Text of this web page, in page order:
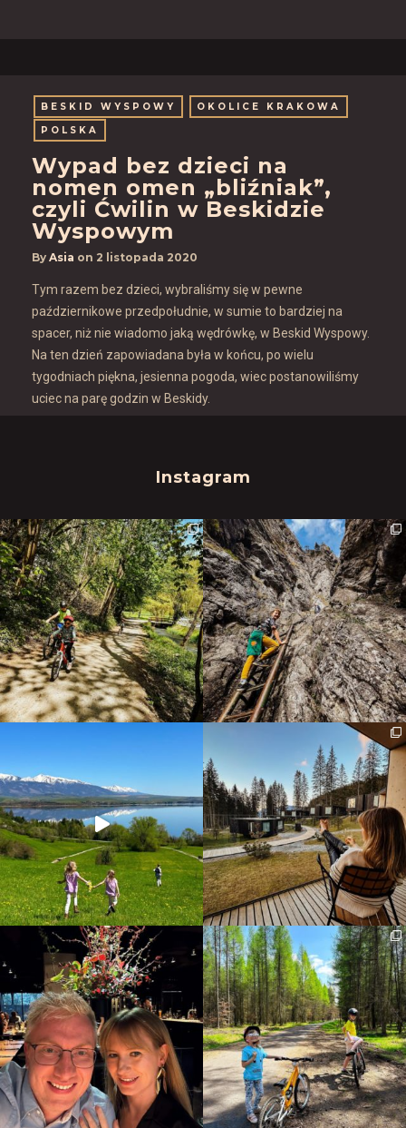
BESKID WYSPOWY
OKOLICE KRAKOWA
POLSKA
Wypad bez dzieci na
nomen omen „bliźniak”,
czyli Ćwilin w Beskidzie
Wyspowym
By Asia on 2 listopada 2020
Tym razem bez dzieci, wybraliśmy się w pewne
październikowe przedpołudnie, w sumie to bardziej na
spacer, niż nie wiadomo jaką wędrówkę, w Beskid Wyspowy.
Na ten dzień zapowiadana była w końcu, po wielu
tygodniach piękna, jesienna pogoda, wiec postanowiliśmy
uciec na parę godzin w Beskidy.
Instagram